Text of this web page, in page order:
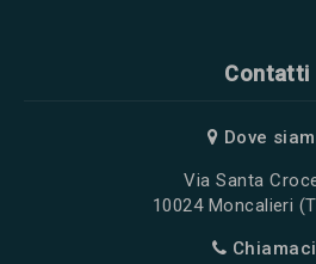
Contatti
Dove
Via Santa
10024 Moncalieri